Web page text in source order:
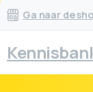
Ga naar de